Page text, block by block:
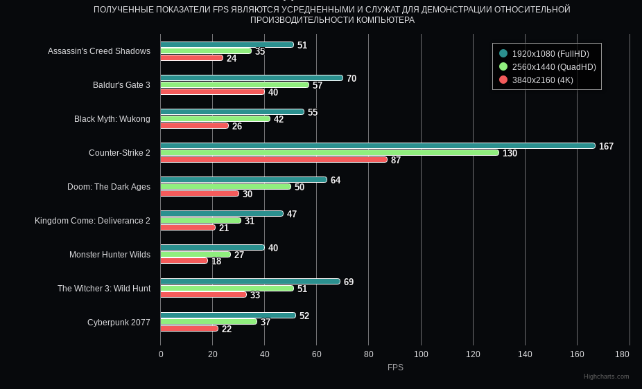
FPS
ПОЛУЧЕННЫЕ ПОКАЗАТЕЛИ FPS ЯВЛЯЮТСЯ УСРЕДНЕННЫМИ И СЛУЖАТ ДЛЯ ДЕМОНСТРАЦИИ ОТНОСИТЕЛЬНОЙ
ПРОИЗВОДИТЕЛЬНОСТИ КОМПЬЮТЕРА
51
51
70
70
55
55
167
167
64
64
47
47
40
40
69
69
52
52
35
35
57
57
42
42
130
130
50
50
31
31
27
27
51
51
37
37
24
24
40
40
26
26
87
87
30
30
21
21
18
18
33
33
22
22
1920x1080 (FullHD)
2560x1440 (QuadHD)
3840x2160 (4K)
0 20 40 60 80 100 120 140 160 180
Assassin's Creed Shadows
Baldur's Gate 3
Black Myth: Wukong
Counter-Strike 2
Doom: The Dark Ages
Kingdom Come: Deliverance 2
Monster Hunter Wilds
The Witcher 3: Wild Hunt
Cyberpunk 2077
Highcharts.com